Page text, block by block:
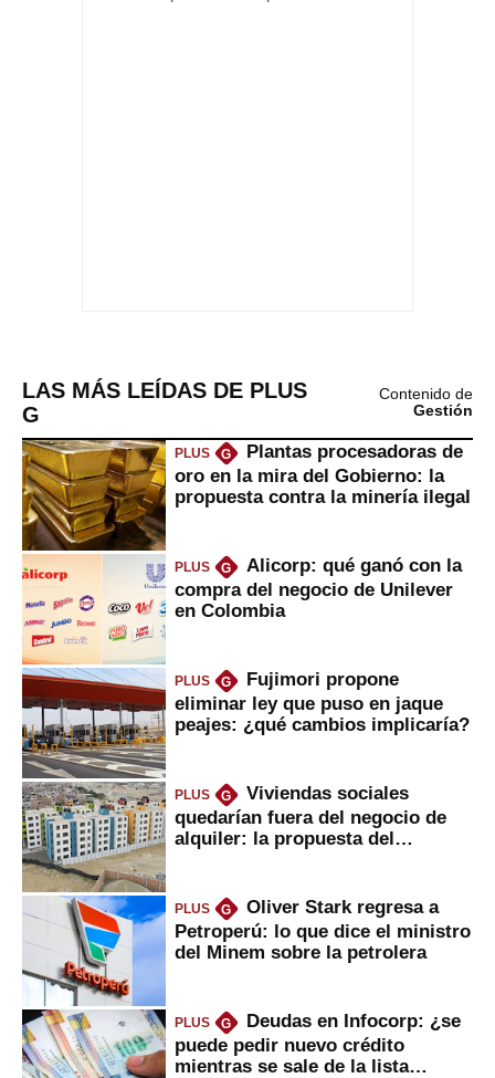
LAS MÁS LEÍDAS DE PLUS
G
Contenido de
Gestión
PLUS G
Plantas procesadoras de
oro en la mira del Gobierno: la
propuesta contra la minería ilegal
PLUS G
Alicorp: qué ganó con la
compra del negocio de Unilever
en Colombia
PLUS G
Fujimori propone
eliminar ley que puso en jaque
peajes: ¿qué cambios implicaría?
PLUS G
Viviendas sociales
quedarían fuera del negocio de
alquiler: la propuesta del
PLUS G
Oliver Stark regresa a
Petroperú: lo que dice el ministro
del Minem sobre la petrolera
PLUS G
Deudas en Infocorp: ¿se
puede pedir nuevo crédito
mientras se sale de la lista